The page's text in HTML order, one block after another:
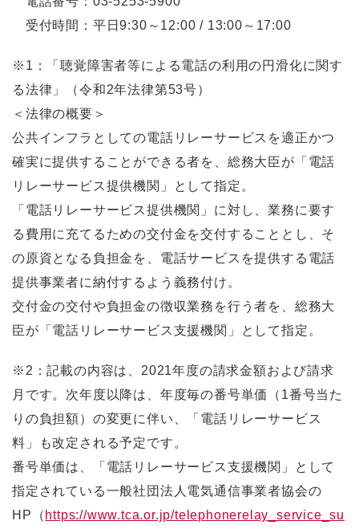
受付時間：平日9:30～12:00 / 13:00～17:00
※1：「聴覚障害者等による電話の利用の円滑化に関す
る法律」（令和2年法律第53号）
＜法律の概要＞
公共インフラとしての電話リレーサービスを適正かつ
確実に提供することができる者を、総務大臣が「電話
リレーサービス提供機関」として指定。
「電話リレーサービス提供機関」に対し、業務に要す
る費用に充てるための交付金を交付することとし、そ
の原資となる負担金を、電話サービスを提供する電話
提供事業者に納付するよう義務付け。
交付金の交付や負担金の徴収業務を行う者を、総務大
臣が「電話リレーサービス支援機関」として指定。
※2：記載の内容は、2021年度の請求金額および請求
月です。次年度以降は、年度毎の番号単価（1番号当た
りの負担額）の変更に伴い、「電話リレーサービス
料」も改定される予定です。
番号単価は、「電話リレーサービス支援機関」として
指定されている一般社団法人電気通信事業者協会の
HP（ https://www.tca.or.jp/telephonerelay_service_su